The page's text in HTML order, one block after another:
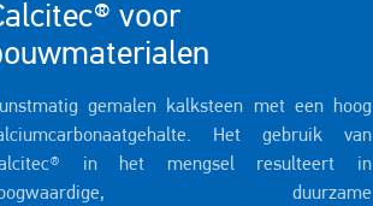
voor
gemalen kalksteen met een hoog
Het gebruik van
in het mengsel resulteert in
duurzame